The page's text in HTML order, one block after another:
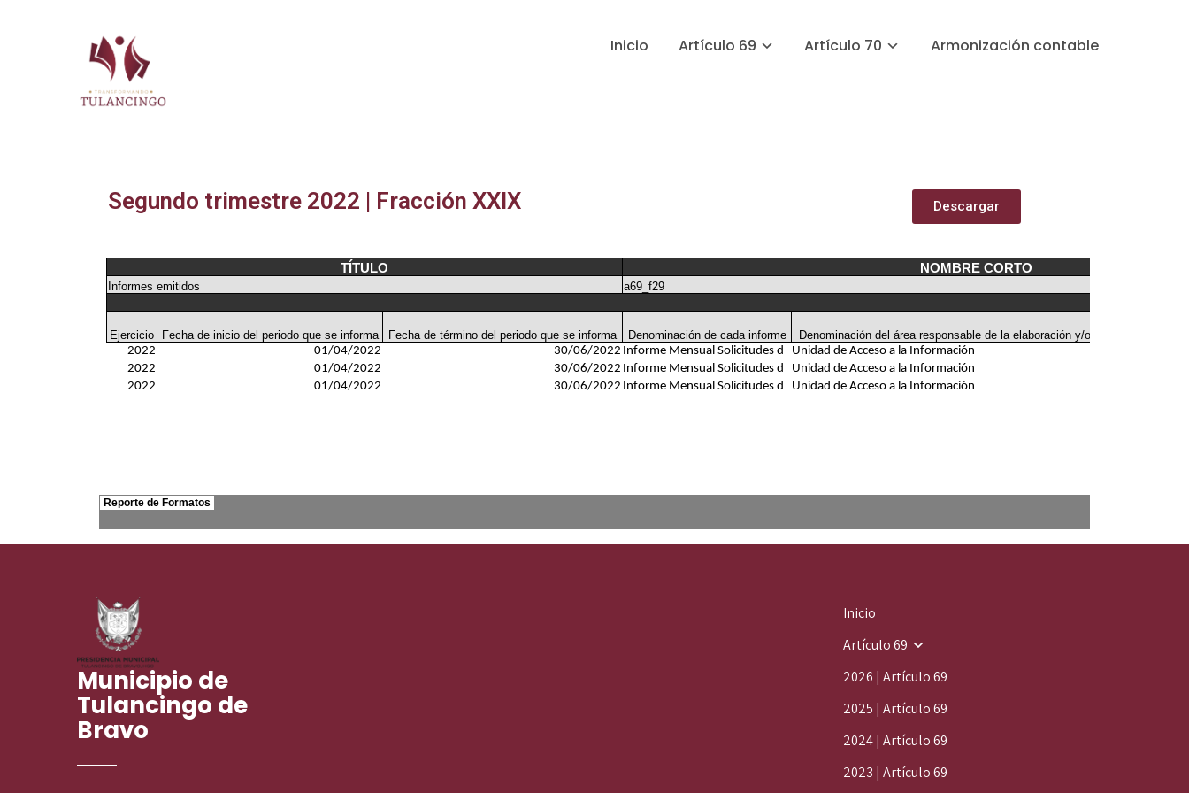
Inicio Artículo 69 Artículo 70 Armonización contable
Segundo trimestre 2022 | Fracción XXIX Descargar
Municipio de
Tulancingo de
Bravo
Inicio
Artículo 69
2026 | Artículo 69
2025 | Artículo 69
2024 | Artículo 69
2023 | Artículo 69